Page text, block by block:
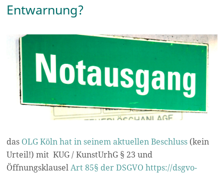
Entwarnung?
das OLG Köln hat in seinem aktuellen Beschluss (kein
Urteil!) mit KUG / KunstUrhG § 23 und
ÖffnungsklauselArt 85§ der DSGVO https://dsgvo-